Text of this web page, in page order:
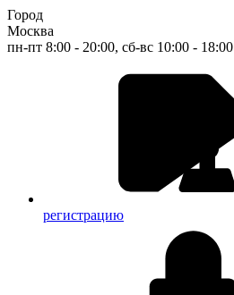
Город
Москва
пн-пт 8:00 - 20:00, сб-вс 10:00 - 18:00
регистрацию